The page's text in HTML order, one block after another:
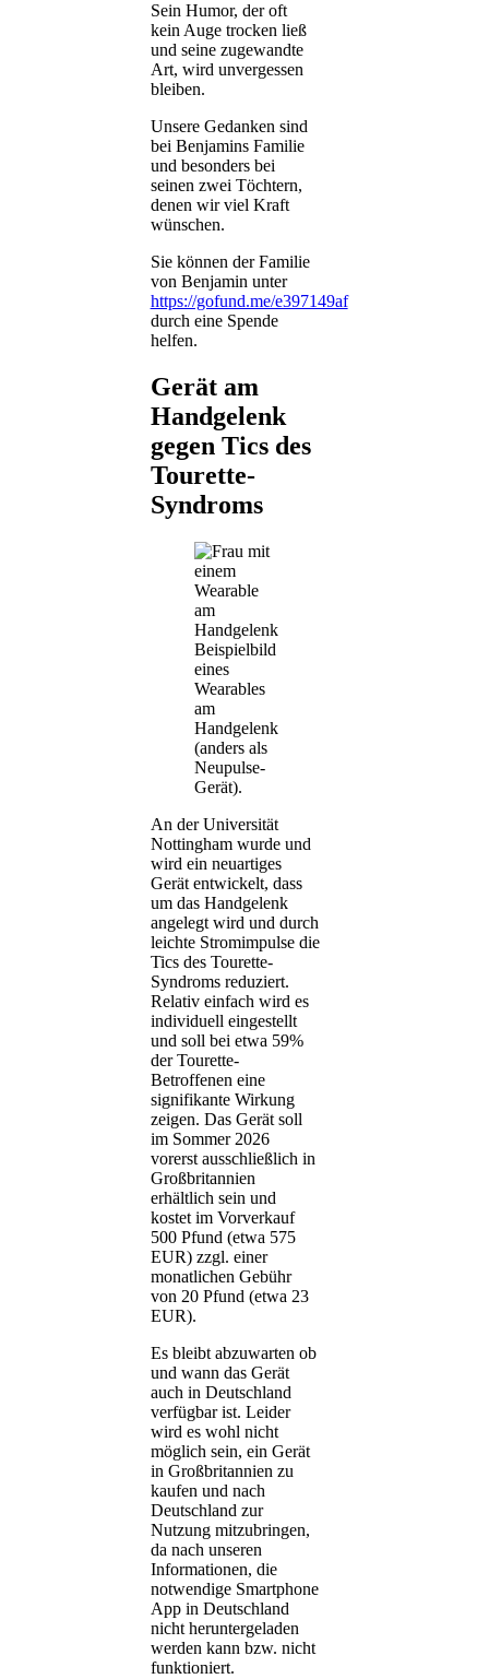
Sein Humor, der oft
kein Auge trocken ließ
und seine zugewandte
Art, wird unvergessen
bleiben.
Unsere Gedanken sind
bei Benjamins Familie
und besonders bei
seinen zwei Töchtern,
denen wir viel Kraft
wünschen.
Sie können der Familie
von Benjamin unter
https://gofund.me/e397149af
durch eine Spende
helfen.
Gerät am
Handgelenk
gegen Tics des
Tourette-
Syndroms
Beispielbild
eines
Wearables
am
Handgelenk
(anders als
Neupulse-
Gerät).
An der Universität
Nottingham wurde und
wird ein neuartiges
Gerät entwickelt, dass
um das Handgelenk
angelegt wird und durch
leichte Stromimpulse die
Tics des Tourette-
Syndroms reduziert.
Relativ einfach wird es
individuell eingestellt
und soll bei etwa 59%
der Tourette-
Betroffenen eine
signifikante Wirkung
zeigen. Das Gerät soll
im Sommer 2026
vorerst ausschließlich in
Großbritannien
erhältlich sein und
kostet im Vorverkauf
500 Pfund (etwa 575
EUR) zzgl. einer
monatlichen Gebühr
von 20 Pfund (etwa 23
EUR).
Es bleibt abzuwarten ob
und wann das Gerät
auch in Deutschland
verfügbar ist. Leider
wird es wohl nicht
möglich sein, ein Gerät
in Großbritannien zu
kaufen und nach
Deutschland zur
Nutzung mitzubringen,
da nach unseren
Informationen, die
notwendige Smartphone
App in Deutschland
nicht heruntergeladen
werden kann bzw. nicht
funktioniert.